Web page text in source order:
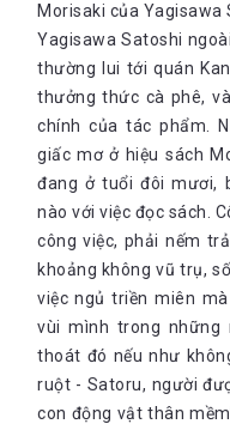
Morisaki của Yagisawa
Yagisawa Satoshi
thường lui tới quán
thưởng thức cà phê,
chính của tác phẩm.
giấc mơ ở hiệu sách
đang ở tuổi đôi mươi,
nào với việc đọc sách.
công việc, phải nếm
khoảng không vũ trụ,
việc ngủ triền miên
vùi mình trong những
thoát đó nếu như
ruột - Satoru, người
con động vật thân